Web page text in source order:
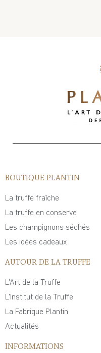
BOUTIQUE PLANTIN
La truffe fraîche
La truffe en conserve
Les champignons séchés
Les idées cadeaux
AUTOUR DE LA TRUFFE
L'Art de la Truffe
L'Institut de la Truffe
La Fabrique Plantin
Actualités
INFORMATIONS